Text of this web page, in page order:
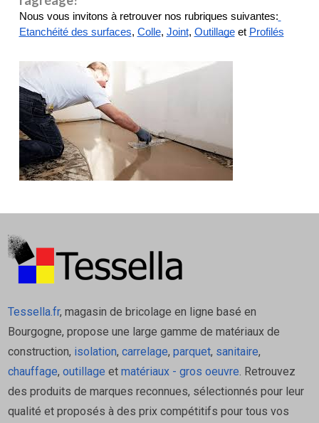
Nous vous invitons à retrouver nos rubriques suivantes:
Etanchéité des surfaces, Colle, Joint, Outillage et Profilés
Tessella.fr, magasin de bricolage en ligne basé en
Bourgogne, propose une large gamme de matériaux de
construction, isolation, carrelage, parquet, sanitaire,
chauffage, outillage et matériaux - gros oeuvre . Retrouvez
des produits de marques reconnues, sélectionnés pour leur
qualité et proposés à des prix compétitifs pour tous vos